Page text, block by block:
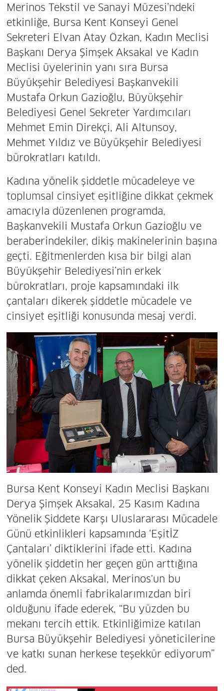
Merinos Tekstil ve Sanayi Müzesi’ndeki
etkinliğe, Bursa Kent Konseyi Genel
Sekreteri Elvan Atay Özkan, Kadın Meclisi
Başkanı Derya Şimşek Aksakal ve Kadın
Meclisi üyelerinin yanı sıra Bursa
Büyükşehir Belediyesi Başkanvekili
Mustafa Orkun Gazioğlu, Büyükşehir
Belediyesi Genel Sekreter Yardımcıları
Mehmet Emin Direkçi, Ali Altunsoy,
Mehmet Yıldız ve Büyükşehir Belediyesi
bürokratları katıldı.
Kadına yönelik şiddetle mücadeleye ve
toplumsal cinsiyet eşitliğine dikkat çekmek
amacıyla düzenlenen programda,
Başkanvekili Mustafa Orkun Gazioğlu ve
beraberindekiler, dikiş makinelerinin başına
geçti. Eğitmenlerden kısa bir bilgi alan
Büyükşehir Belediyesi’nin erkek
bürokratları, proje kapsamındaki ilk
çantaları dikerek şiddetle mücadele ve
cinsiyet eşitliği konusunda mesaj verdi.
Bursa Kent Konseyi Kadın Meclisi Başkanı
Derya Şimşek Aksakal, 25 Kasım Kadına
Yönelik Şiddete Karşı Uluslararası Mücadele
Günü etkinlikleri kapsamında ‘EşitİZ
Çantaları’ diktiklerini ifade etti. Kadına
yönelik şiddetin her geçen gün arttığına
dikkat çeken Aksakal, Merinos'un bu
anlamda önemli fabrikalarımızdan biri
olduğunu ifade ederek, "Bu yüzden bu
mekanı tercih ettik. Etkinliğimize katılan
Bursa Büyükşehir Belediyesi yöneticilerine
ve katkı sunan herkese teşekkür ediyorum”
ded.